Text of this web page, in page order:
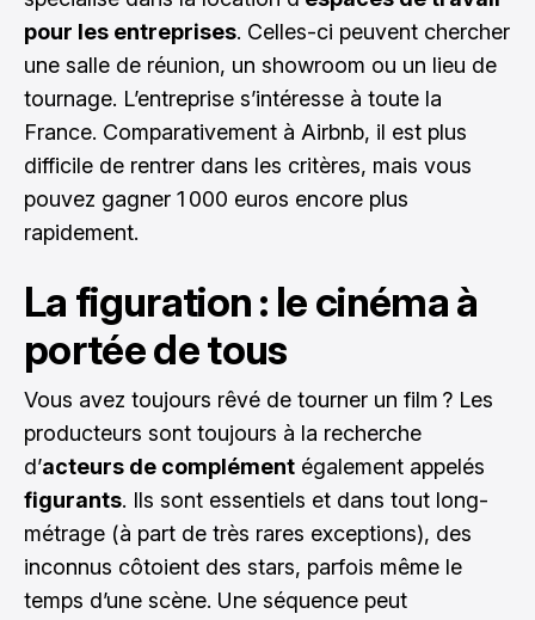
pour les entreprises. Celles-ci peuvent chercher
une salle de réunion, un showroom ou un lieu de
tournage. L’entreprise s’intéresse à toute la
France. Comparativement à Airbnb, il est plus
difficile de rentrer dans les critères, mais vous
pouvez gagner 1 000 euros encore plus
rapidement.
La figuration : le cinéma à
portée de tous
Vous avez toujours rêvé de tourner un film ? Les
producteurs sont toujours à la recherche
d’acteurs de complément également appelés
figurants. Ils sont essentiels et dans tout long-
métrage (à part de très rares exceptions), des
inconnus côtoient des stars, parfois même le
temps d’une scène. Une séquence peut